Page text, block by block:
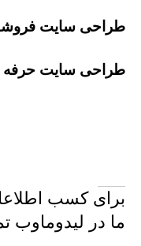
طراحی سایت
طراحی سایت حرفه
برای کسب
ما در لیدوماوب